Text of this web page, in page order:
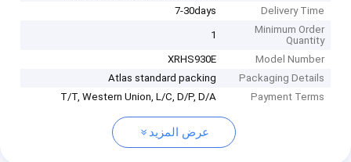
Delivery Time
7-30days
Minimum Order
Quantity
1
Model Number
XRHS930E
Packaging Details
Atlas standard packing
Payment Terms
T/T, Western Union, L/C, D/P, D/A
عرض المزيد